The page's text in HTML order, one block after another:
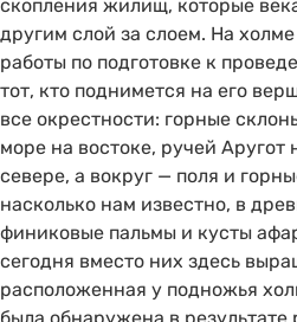
скопления жилищ, которые
другим слой за слоем. На
работы по подготовке к
тот, кто поднимется на его
все окрестности: горные
море на востоке, ручей
севере, а вокруг — поля и
насколько нам известно, в
финиковые пальмы и кусты
сегодня вместо них здесь
расположенная у подножья